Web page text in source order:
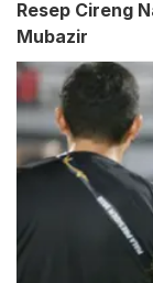
Resep Cireng
Mubazir